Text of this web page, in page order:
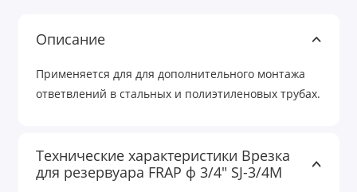
Описание
Применяется для для дополнительного монтажа
ответвлений в стальных и полиэтиленовых трубах.
Технические характеристики Врезка
для резервуара FRAP ф 3/4" SJ-3/4M